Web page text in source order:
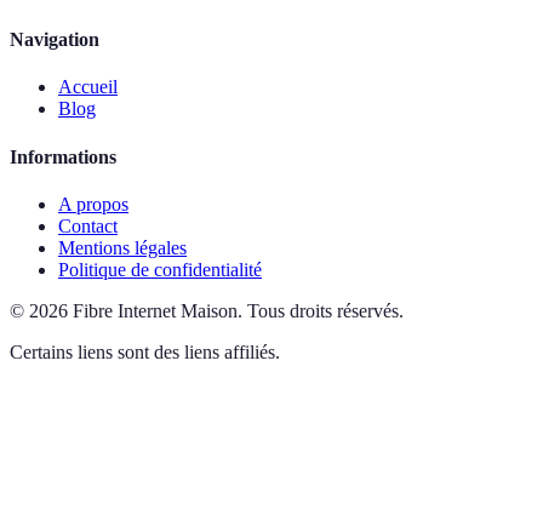
Navigation
Accueil
Blog
Informations
A propos
Contact
Mentions légales
Politique de confidentialité
© 2026 Fibre Internet Maison. Tous droits réservés.
Certains liens sont des liens affiliés.